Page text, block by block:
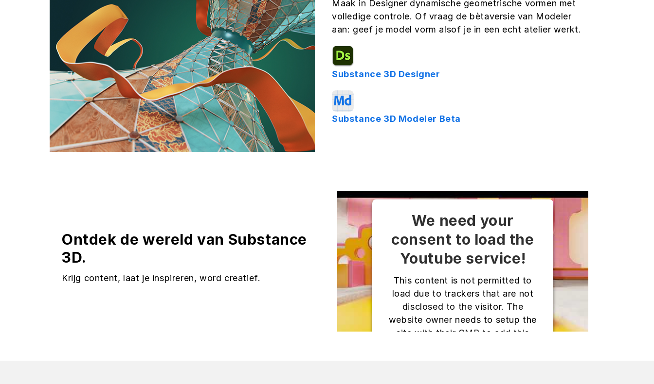
Maak in Designer dynamische geometrische vormen met
volledige controle. Of vraag de bètaversie van Modeler
aan: geef je model vorm alsof je in een echt atelier werkt.
Substance 3D Designer
Substance 3D Modeler Beta
Ontdek de wereld van Substance
3D.
Krijg content, laat je inspireren, word creatief.
We need your
consent to load the
Youtube service!
This content is not permitted to
load due to trackers that are not
disclosed to the visitor. The
website owner needs to setup the
site with their CMP to add this